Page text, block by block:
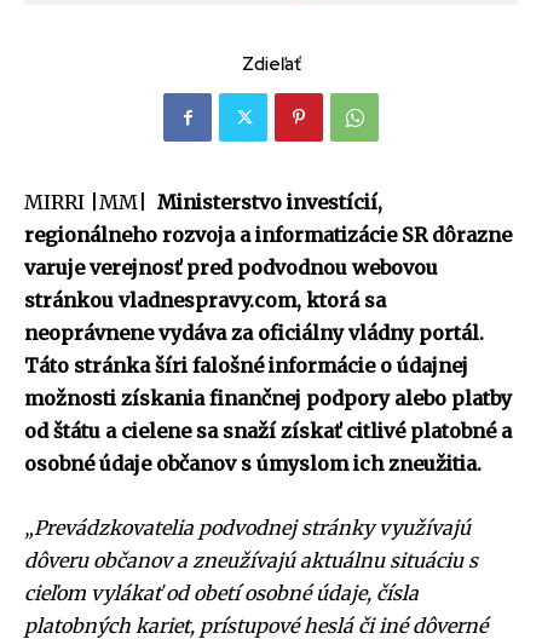
Zdieľať
MIRRI |MM|
Ministerstvo investícií,
regionálneho rozvoja a informatizácie SR dôrazne
varuje verejnosť pred podvodnou webovou
stránkou vladnespravy.com, ktorá sa
neoprávnene vydáva za oficiálny vládny portál.
Táto stránka šíri falošné informácie o údajnej
možnosti získania finančnej podpory alebo platby
od štátu a cielene sa snaží získať citlivé platobné a
osobné údaje občanov s úmyslom ich zneužitia.
„Prevádzkovatelia podvodnej stránky využívajú
dôveru občanov a zneužívajú aktuálnu situáciu s
cieľom vylákať od obetí osobné údaje, čísla
platobných kariet, prístupové heslá či iné dôverné